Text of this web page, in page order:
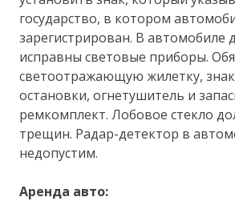
государство, в котором
зарегистрирован. В автомобиле
исправны световые приборы.
светоотражающую жилетку,
остановки, огнетушитель и
ремкомплект. Лобовое стекло
трещин. Радар-детектор в
недопустим.
Аренда авто: